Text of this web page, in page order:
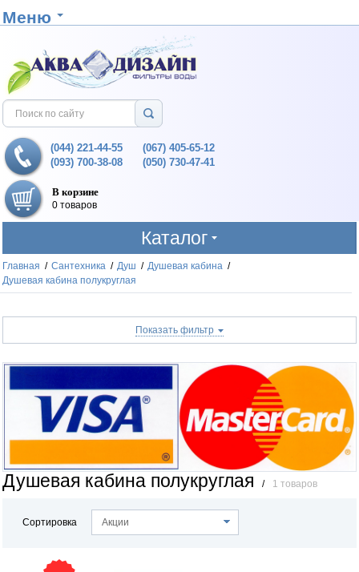
Меню
(044) 221-44-55
(093) 700-38-08
(067) 405-65-12
(050) 730-47-41
В корзине
0 товаров
Каталог
Главная / Сантехника / Душ / Душевая кабина /
Душевая кабина полукруглая
Показать фильтр
Душевая кабина полукруглая / 1 товаров
Сортировка Акции